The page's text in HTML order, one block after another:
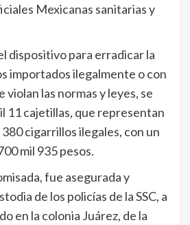
Mexicanas sanitarias y
dispositivo para erradicar la
importados ilegalmente o con
las normas y leyes, se
11 cajetillas, que representan
cigarrillos ilegales, con un
mil 935 pesos.
fue asegurada y
de los policías de la SSC, a
en la colonia Juárez, de la